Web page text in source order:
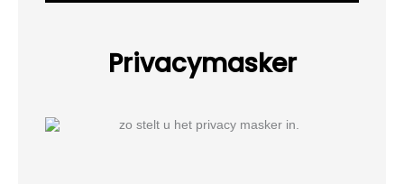
Privacymasker